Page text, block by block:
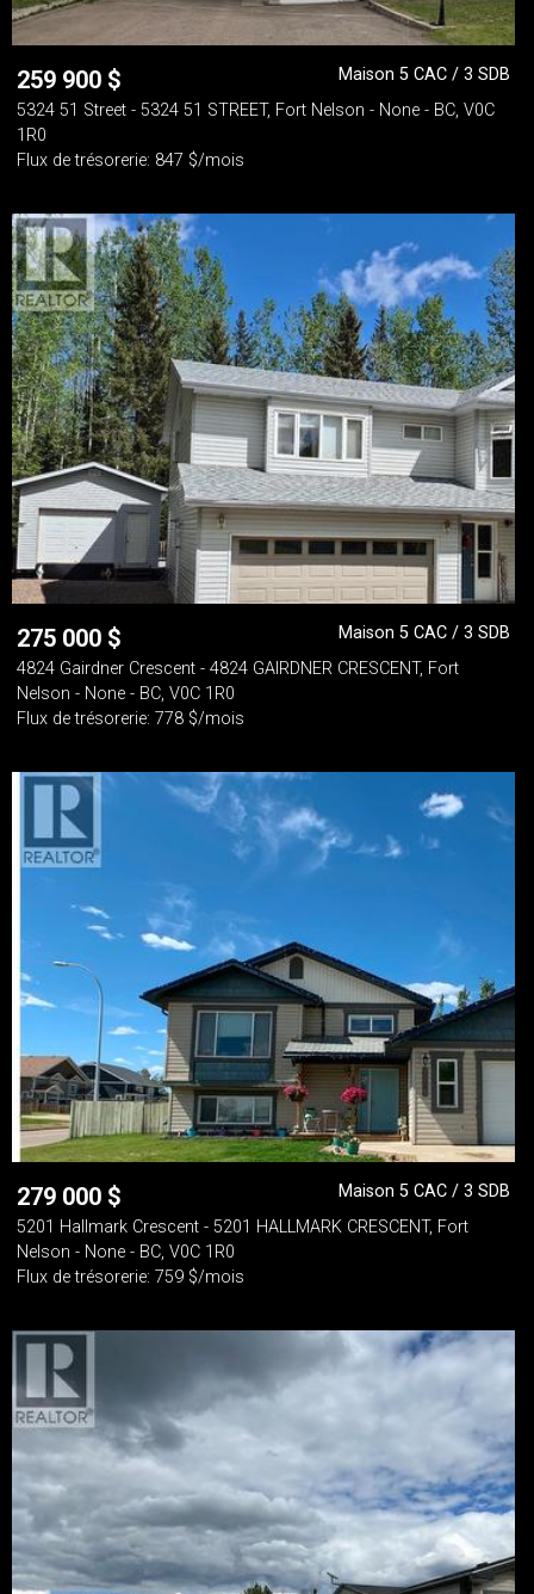
259 900 $
Maison 5 CAC / 3 SDB
5324 51 Street - 5324 51 STREET, Fort Nelson - None - BC, V0C
1R0
Flux de trésorerie: 847 $/mois
275 000 $
Maison 5 CAC / 3 SDB
4824 Gairdner Crescent - 4824 GAIRDNER CRESCENT, Fort
Nelson - None - BC, V0C 1R0
Flux de trésorerie: 778 $/mois
279 000 $
Maison 5 CAC / 3 SDB
5201 Hallmark Crescent - 5201 HALLMARK CRESCENT, Fort
Nelson - None - BC, V0C 1R0
Flux de trésorerie: 759 $/mois